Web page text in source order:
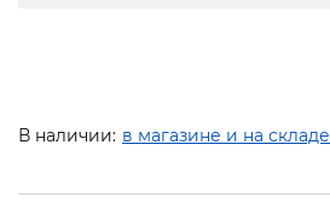
В наличии: в магазине и на складе